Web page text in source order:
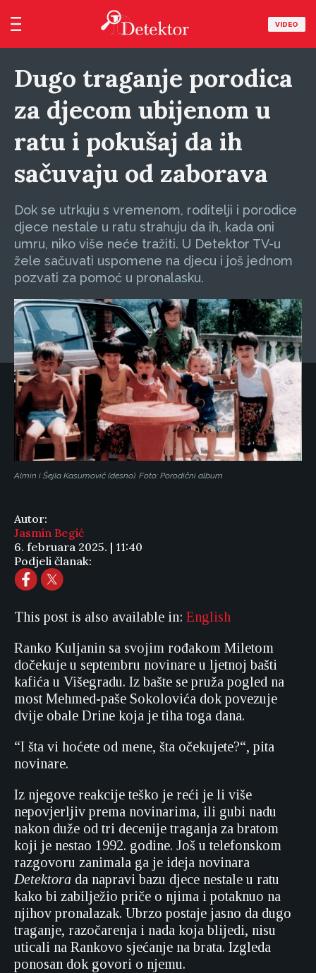
VIDEO
Dugo traganje porodica
za djecom ubijenom u
ratu i pokušaj da ih
sačuvaju od zaborava
Dok se utrkuju s vremenom, roditelji i porodice
djece nestale u ratu strahuju da ih, kada oni
umru, niko više neće tražiti. U Detektor TV-u
žele sačuvati uspomene na djecu i još jednom
pozvati za pomoć u pronalasku.
Almin i Šejla Kasumović (desno). Foto: Porodični album
Autor:
Jasmin Begić
6. februara 2025. | 11:40
Podjeli članak:
This post is also available in: English
Ranko Kuljanin sa svojim rođakom Miletom
dočekuje u septembru novinare u ljetnoj bašti
kafića u Višegradu. Iz bašte se pruža pogled na
most Mehmed-paše Sokolovića dok povezuje
dvije obale Drine koja je tiha toga dana.
“I šta vi hoćete od mene, šta očekujete?“, pita
novinare.
Iz njegove reakcije teško je reći je li više
nepovjerljiv prema novinarima, ili gubi nadu
nakon duže od tri decenije traganja za bratom
koji je nestao 1992. godine. Još u telefonskom
razgovoru zanimala ga je ideja novinara
Detektora da napravi bazu djece nestale u ratu
kako bi zabilježio priče o njima i potaknuo na
njihov pronalazak. Ubrzo postaje jasno da dugo
traganje, razočarenja i nada koja blijedi, nisu
uticali na Rankovo sjećanje na brata. Izgleda
ponosan dok govori o njemu.